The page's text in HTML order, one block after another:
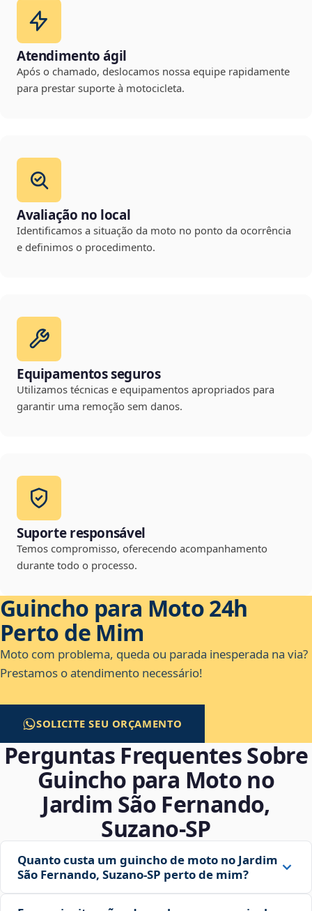
Atendimento ágil
Após o chamado, deslocamos nossa equipe rapidamente
para prestar suporte à motocicleta.
Avaliação no local
Identificamos a situação da moto no ponto da ocorrência
e definimos o procedimento.
Equipamentos seguros
Utilizamos técnicas e equipamentos apropriados para
garantir uma remoção sem danos.
Suporte responsável
Temos compromisso, oferecendo acompanhamento
durante todo o processo.
Guincho para Moto 24h
Perto de Mim
Moto com problema, queda ou parada inesperada na via?
Prestamos o atendimento necessário!
SOLICITE SEU ORÇAMENTO
Perguntas Frequentes Sobre
Guincho para Moto no
Jardim São Fernando,
Suzano‑SP
Quanto custa um guincho de moto no Jardim
São Fernando, Suzano‑SP perto de mim?